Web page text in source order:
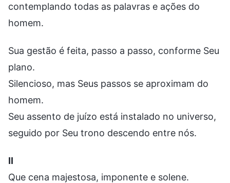
contemplando todas as palavras e ações do
homem.
Sua gestão é feita, passo a passo, conforme Seu
plano.
Silencioso, mas Seus passos se aproximam do
homem.
Seu assento de juízo está instalado no universo,
seguido por Seu trono descendo entre nós.
II
Que cena majestosa, imponente e solene.